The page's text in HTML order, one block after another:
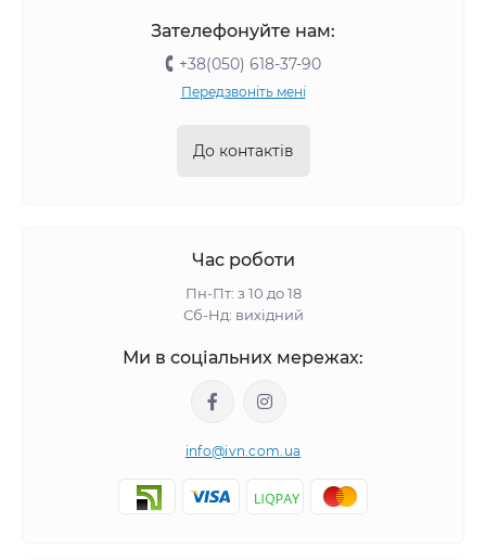
Зателефонуйте нам:
+38(050) 618-37-90
Передзвоніть мені
До контактів
Час роботи
Пн-Пт: з 10 до 18
Сб-Нд: вихідний
Ми в соціальних мережах:
info@ivn.com.ua